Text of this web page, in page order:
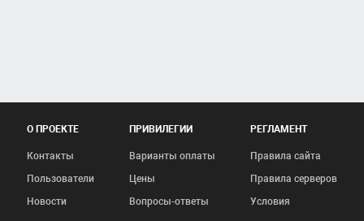
О ПРОЕКТЕ
Контакты
Пользователи
Новости
ПРИВИЛЕГИИ
Варианты оплаты
Цены
Вопросы-ответы
РЕГЛАМЕНТ
Правила сайта
Правила серверов
Условия